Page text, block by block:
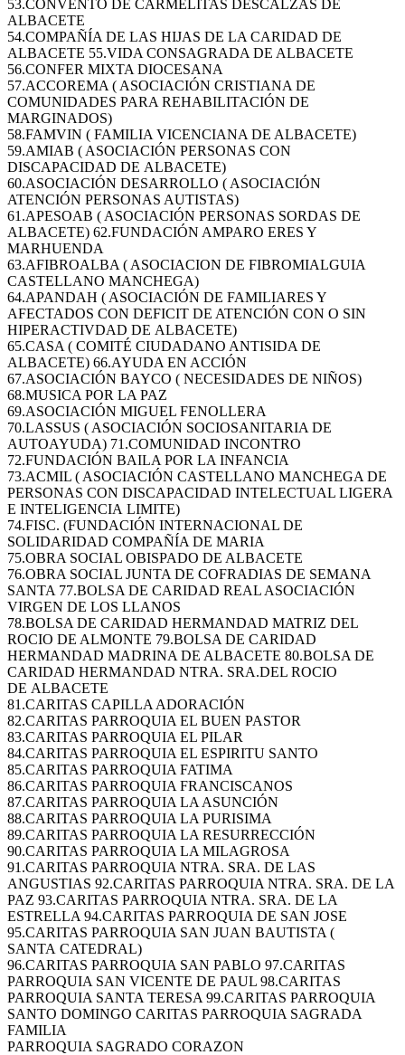
53.CONVENTO DE CARMELITAS DESCALZAS DE
ALBACETE
54.COMPAÑÍA DE LAS HIJAS DE LA CARIDAD DE
ALBACETE 55.VIDA CONSAGRADA DE ALBACETE
56.CONFER MIXTA DIOCESANA
57.ACCOREMA ( ASOCIACIÓN CRISTIANA DE
COMUNIDADES PARA REHABILITACIÓN DE
MARGINADOS)
58.FAMVIN ( FAMILIA VICENCIANA DE ALBACETE)
59.AMIAB ( ASOCIACIÓN PERSONAS CON
DISCAPACIDAD DE ALBACETE)
60.ASOCIACIÓN DESARROLLO ( ASOCIACIÓN
ATENCIÓN PERSONAS AUTISTAS)
61.APESOAB ( ASOCIACIÓN PERSONAS SORDAS DE
ALBACETE) 62.FUNDACIÓN AMPARO ERES Y
MARHUENDA
63.AFIBROALBA ( ASOCIACION DE FIBROMIALGUIA
CASTELLANO MANCHEGA)
64.APANDAH ( ASOCIACIÓN DE FAMILIARES Y
AFECTADOS CON DEFICIT DE ATENCIÓN CON O SIN
HIPERACTIVDAD DE ALBACETE)
65.CASA ( COMITÉ CIUDADANO ANTISIDA DE
ALBACETE) 66.AYUDA EN ACCIÓN
67.ASOCIACIÓN BAYCO ( NECESIDADES DE NIÑOS)
68.MUSICA POR LA PAZ
69.ASOCIACIÓN MIGUEL FENOLLERA
70.LASSUS ( ASOCIACIÓN SOCIOSANITARIA DE
AUTOAYUDA) 71.COMUNIDAD INCONTRO
72.FUNDACIÓN BAILA POR LA INFANCIA
73.ACMIL ( ASOCIACIÓN CASTELLANO MANCHEGA DE
PERSONAS CON DISCAPACIDAD INTELECTUAL LIGERA
E INTELIGENCIA LIMITE)
74.FISC. (FUNDACIÓN INTERNACIONAL DE
SOLIDARIDAD COMPAÑÍA DE MARIA
75.OBRA SOCIAL OBISPADO DE ALBACETE
76.OBRA SOCIAL JUNTA DE COFRADIAS DE SEMANA
SANTA 77.BOLSA DE CARIDAD REAL ASOCIACIÓN
VIRGEN DE LOS LLANOS
78.BOLSA DE CARIDAD HERMANDAD MATRIZ DEL
ROCIO DE ALMONTE 79.BOLSA DE CARIDAD
HERMANDAD MADRINA DE ALBACETE 80.BOLSA DE
CARIDAD HERMANDAD NTRA. SRA.DEL ROCIO
DE ALBACETE
81.CARITAS CAPILLA ADORACIÓN
82.CARITAS PARROQUIA EL BUEN PASTOR
83.CARITAS PARROQUIA EL PILAR
84.CARITAS PARROQUIA EL ESPIRITU SANTO
85.CARITAS PARROQUIA FATIMA
86.CARITAS PARROQUIA FRANCISCANOS
87.CARITAS PARROQUIA LA ASUNCIÓN
88.CARITAS PARROQUIA LA PURISIMA
89.CARITAS PARROQUIA LA RESURRECCIÓN
90.CARITAS PARROQUIA LA MILAGROSA
91.CARITAS PARROQUIA NTRA. SRA. DE LAS
ANGUSTIAS 92.CARITAS PARROQUIA NTRA. SRA. DE LA
PAZ 93.CARITAS PARROQUIA NTRA. SRA. DE LA
ESTRELLA 94.CARITAS PARROQUIA DE SAN JOSE
95.CARITAS PARROQUIA SAN JUAN BAUTISTA (
SANTA CATEDRAL)
96.CARITAS PARROQUIA SAN PABLO 97.CARITAS
PARROQUIA SAN VICENTE DE PAUL 98.CARITAS
PARROQUIA SANTA TERESA 99.CARITAS PARROQUIA
SANTO DOMINGO CARITAS PARROQUIA SAGRADA
FAMILIA
PARROQUIA SAGRADO CORAZON